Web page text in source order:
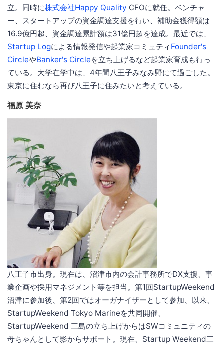
立。同時に株式会社Happy Quality CFOに就任。ベンチャ
ー、スタートアップの資金調達支援を行い、補助金獲得額は
16.9億円超、資金調達累計額は31億円超を達成。最近では、
Startup Logによる情報発信や起業家コミュティ Founder's
CircleやBanker's Circleを立ち上げるなど起業家育成も行っ
ている。大学在学中は、4年間八王子みなみ野にて過ごした。
東京に住むなら再び八王子に住みたいと考えている。
福原 美奈
八王子市出身。現在は、沼津市内の会計事務所でDX支援、事
業企画や採用マネジメント等を担当。第1回StartupWeekend
沼津に参加後、第2回ではオーガナイザーとして参加、以来、
StartupWeekend Tokyo Marineを共同開催、
StartupWeekend 三島の立ち上げからはSWコミュニティの
母ちゃんとして影からサポート。現在、Startup Weekend三